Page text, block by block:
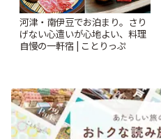
河津・南伊豆でお泊まり。さり
げない心遣いが心地よい、料理
自慢の一軒宿 | ことりっぷ